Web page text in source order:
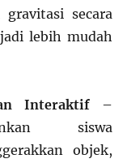
secara
lebih mudah
Interaktif–
siswa
objek,